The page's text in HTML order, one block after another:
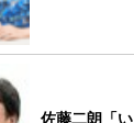
佐藤二朗「